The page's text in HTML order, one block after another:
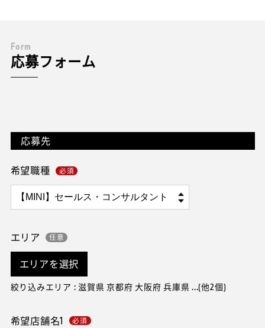
Form
応募フォーム
応募先
希望職種
エリア
エリアを選択
絞り込みエリア : 滋賀県 京都府 大阪府 兵庫県 ...(他2個)
希望店舗名1